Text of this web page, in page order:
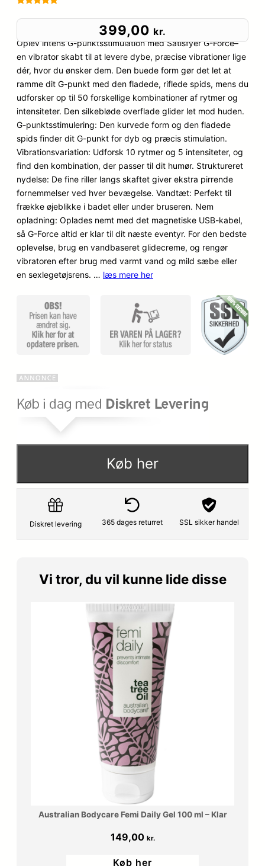
som
baseret
på
kundebedø
mmelser
399,00 kr.
Oplev intens G-punktsstimulation med Satisfyer G-Force–
en vibrator skabt til at levere dybe, præcise vibrationer lige
dér, hvor du ønsker dem. Den buede form gør det let at
ramme dit G-punkt med den fladede, riflede spids, mens du
udforsker op til 50 forskellige kombinationer af rytmer og
intensiteter. Den silkebløde overflade glider let mod huden.
G-punktsstimulering: Den kurvede form og den fladede
spids finder dit G-punkt for dyb og præcis stimulation.
Vibrationsvariation: Udforsk 10 rytmer og 5 intensiteter, og
find den kombination, der passer til dit humør. Struktureret
nydelse: De fine riller langs skaftet giver ekstra pirrende
fornemmelser ved hver bevægelse. Vandtæt: Perfekt til
frække øjeblikke i badet eller under bruseren. Nem
opladning: Oplades nemt med det magnetiske USB-kabel,
så G-Force altid er klar til dit næste eventyr. For den bedste
oplevelse, brug en vandbaseret glidecreme, og rengør
vibratoren efter brug med varmt vand og mild sæbe eller
en sexlegetøjsrens. … læs mere her
Køb her
Diskret levering 365 dages returret SSL sikker handel
Vi tror, du vil kunne lide disse
Australian Bodycare Femi Daily Gel 100 ml – Klar
149,00 kr.
Køb her